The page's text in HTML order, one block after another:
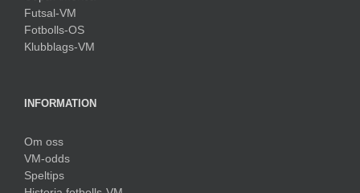
Futsal-VM
Fotbolls-OS
Klubblags-VM
INFORMATION
Om oss
VM-odds
Speltips